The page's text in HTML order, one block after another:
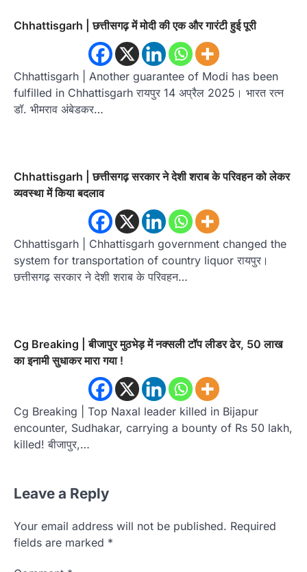
Chhattisgarh | छत्तीसगढ़ में मोदी की एक और गारंटी हुई पूरी
Chhattisgarh | Another guarantee of Modi has been
fulfilled in Chhattisgarh रायपुर 14 अप्रैल 2025। भारत रत्न
डॉ. भीमराव अंबेडकर…
Chhattisgarh | छत्तीसगढ़ सरकार ने देशी शराब के परिवहन को लेकर
व्यवस्था में किया बदलाव
Chhattisgarh | Chhattisgarh government changed the
system for transportation of country liquor रायपुर।
छत्तीसगढ़ सरकार ने देशी शराब के परिवहन…
Cg Breaking | बीजापुर मुठभेड़ में नक्सली टॉप लीडर ढेर, 50 लाख
का इनामी सुधाकर मारा गया !
Cg Breaking | Top Naxal leader killed in Bijapur
encounter, Sudhakar, carrying a bounty of Rs 50 lakh,
killed! बीजापुर,…
Leave a Reply
Your email address will not be published. Required
fields are marked *